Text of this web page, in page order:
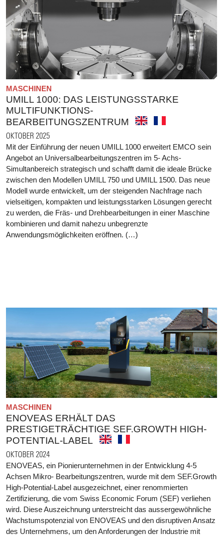
MASCHINEN
UMILL 1000: DAS LEISTUNGSSTARKE
MULTIFUNKTIONS-
BEARBEITUNGSZENTRUM
OKTOBER 2025
Mit der Einführung der neuen UMILL 1000 erweitert EMCO sein
Angebot an Universalbearbeitungszentren im 5- Achs-
Simultanbereich strategisch und schafft damit die ideale Brücke
zwischen den Modellen UMILL 750 und UMILL 1500. Das neue
Modell wurde entwickelt, um der steigenden Nachfrage nach
vielseitigen, kompakten und leistungsstarken Lösungen gerecht
zu werden, die Fräs- und Drehbearbeitungen in einer Maschine
kombinieren und damit nahezu unbegrenzte
Anwendungsmöglichkeiten eröffnen. (…)
MASCHINEN
ENOVEAS ERHÄLT DAS
PRESTIGETRÄCHTIGE SEF.GROWTH HIGH-
POTENTIAL-LABEL
OKTOBER 2024
ENOVEAS, ein Pionierunternehmen in der Entwicklung 4-5
Achsen Mikro- Bearbeitungszentren, wurde mit dem SEF.Growth
High-Potential-Label ausgezeichnet, einer renommierten
Zertifizierung, die vom Swiss Economic Forum (SEF) verliehen
wird. Diese Auszeichnung unterstreicht das aussergewöhnliche
Wachstumspotenzial von ENOVEAS und den disruptiven Ansatz
des Unternehmens, um den Anforderungen der Industrie mit